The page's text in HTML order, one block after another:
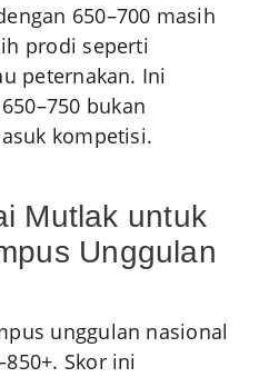
650–700 masih
prodi seperti
peternakan. Ini
bukan
kompetisi.
Mutlak untuk
Unggulan
unggulan nasional
Skor ini